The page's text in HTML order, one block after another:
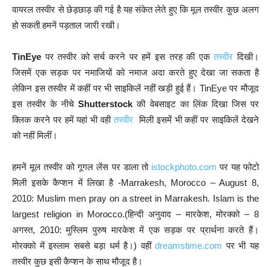
वायरल तस्वीर से छेड़छाड़ की गई है यह संकेत लेते हुए कि मूल तस्वीर कुछ अलग
हो सकती हमनें पड़ताल जारी रखी।
TinEye पर तस्वीर को सर्च करने पर हमें इस तरह की एकतस्वीरदिखी।
जिसमें एक सड़क पर नमाजियों को नमाज अदा करते हुए देखा जा सकता है
लेकिन इस तस्वीर में कहीं पर भी साइकिलें नहीं खड़ी हुई हैं। TinEye पर मौजूद
इस तस्वीर के नीचेShutterstock की वेबसाइट का लिंक दिखा जिस पर
क्लिक करने पर हमें यहां भी वहीतस्वीर मिली इसमें भी कहीं पर साइकिलें देखने
को नहीं मिलीं।
हमनें मूल तस्वीर को गूगल लेंस पर डाला तो istockphoto.com पर यह फोटो
मिली इसके कैप्शन में लिखा है -Marrakesh, Morocco – August 8,
2010: Muslim men pray on a street in Marrakesh. Islam is the
largest religion in Morocco.(हिन्दी अनुवाद – मारकेश, मोरक्को – 8
अगस्त, 2010: मुस्लिम पुरुष मारकेश में एक सड़क पर प्रार्थना करते हैं।
मोरक्को में इस्लाम सबसे बड़ा धर्म है।) वहींdreamstime.com पर भी यह
तस्वीर कुछ इसी कैप्शन के साथ मौजूद है।